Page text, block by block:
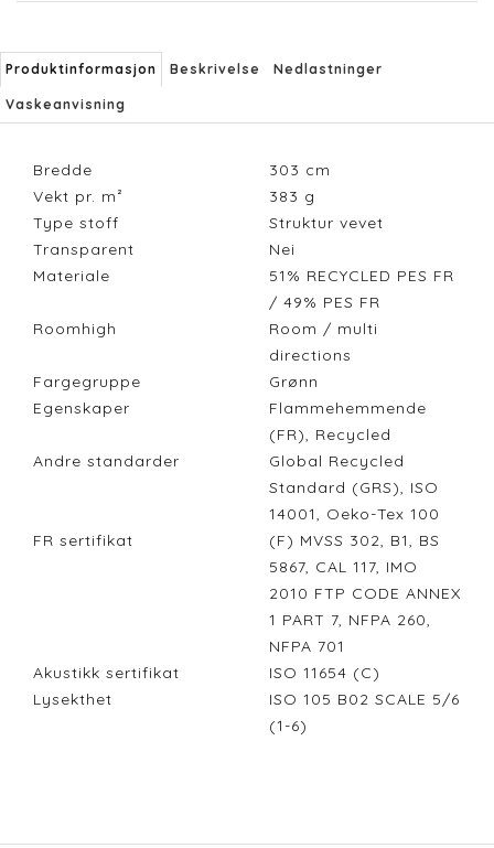
Produktinformasjon Beskrivelse Nedlastninger
Vaskeanvisning
Bredde 303 cm
Vekt pr. m²
383 g
Type stoff
Struktur vevet
Transparent
Nei
Materiale
51% RECYCLED PES FR
/ 49% PES FR
Roomhigh
Room / multi
directions
Fargegruppe
Grønn
Egenskaper
Flammehemmende
(FR), Recycled
Andre standarder
Global Recycled
Standard (GRS), ISO
14001, Oeko-Tex 100
FR sertifikat
(F) MVSS 302, B1, BS
5867, CAL 117, IMO
2010 FTP CODE ANNEX
1 PART 7, NFPA 260,
NFPA 701
Akustikk sertifikat
ISO 11654 (C)
Lysekthet
ISO 105 B02 SCALE 5/6
(1-6)